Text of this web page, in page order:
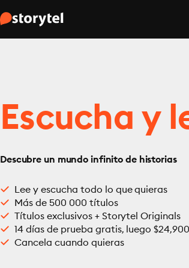
Escucha y
Descubre un mundo infinito de historias
Lee y escucha todo lo que quieras
Más de 500 000 títulos
Títulos exclusivos + Storytel Originals
14 días de prueba gratis, luego
Cancela cuando quieras